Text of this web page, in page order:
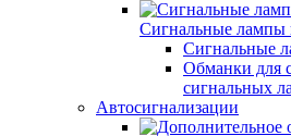
Cигнальные лампы
Сигнальные
Обманки для
сигнальных
Автосигнализации